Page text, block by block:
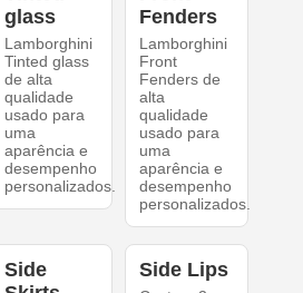
glass
Lamborghini
Tinted glass
de alta
qualidade
usado para
uma
aparência e
desempenho
personalizados.
Fenders
Lamborghini
Front
Fenders de
alta
qualidade
usado para
uma
aparência e
desempenho
personalizados.
Side
Side Lips